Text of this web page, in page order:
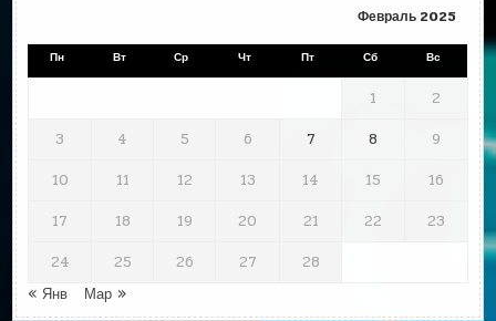
Февраль 2025
Пн Вт Ср Чт Пт Сб Вс
1
2
3
4 5 6 7 8
9
10
11 12 13 14 15
16
17
18 19 20 21 22
23
24
25 26 27
28
« Янв
Мар »